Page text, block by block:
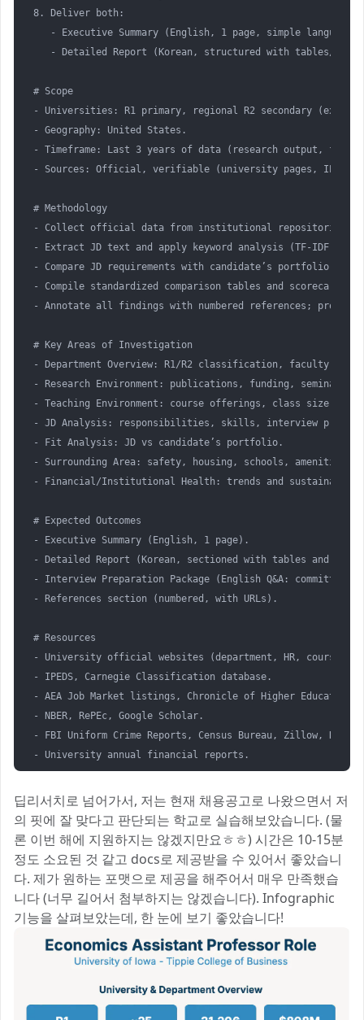
8. Deliver both:
- Executive Summary (English, 1 page, simple
- Detailed Report (Korean, structured with tables/
# Scope
- Universities: R1 primary, regional R2 secondary
- Geography: United States.
- Timeframe: Last 3 years of data (research output,
- Sources: Official, verifiable (university pages, IPEDS,
# Methodology
- Collect official data from institutional repositories
- Extract JD text and apply keyword analysis (TF-IDF,
- Compare JD requirements with candidate’s portfolio
- Compile standardized comparison tables and
- Annotate all findings with numbered references;
# Key Areas of Investigation
- Department Overview: R1/R2 classification, faculty
- Research Environment: publications, funding,
- Teaching Environment: course offerings, class size,
- JD Analysis: responsibilities, skills, interview prep.
- Fit Analysis: JD vs candidate’s portfolio.
- Surrounding Area: safety, housing, schools, amenities.
- Financial/Institutional Health: trends and
# Expected Outcomes
- Executive Summary (English, 1 page).
- Detailed Report (Korean, sectioned with tables and
- Interview Preparation Package (English Q&A:
- References section (numbered, with URLs).
# Resources
- University official websites (department, HR, course
- IPEDS, Carnegie Classification database.
- AEA Job Market listings, Chronicle of Higher
- NBER, RePEc, Google Scholar.
- FBI Uniform Crime Reports, Census Bureau, Zillow,
- University annual financial reports.
딥리서치로 넘어가서, 저는 현재 채용공고로 나왔으면서 저
의 핏에 잘 맞다고 판단되는 학교로 실습해보았습니다. (물
론 이번 해에 지원하지는 않겠지만요ㅎㅎ) 시간은 10-15분
정도 소요된 것 같고 docs로 제공받을 수 있어서 좋았습니
다. 제가 원하는 포맷으로 제공을 해주어서 매우 만족했습
니다 (너무 길어서 첨부하지는 않겠습니다). Infographic
기능을 살펴보았는데, 한 눈에 보기 좋았습니다!